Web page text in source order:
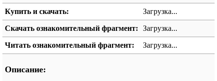
Купить и скачать: Загрузка...
Скачать ознакомительный фрагмент: Загрузка...
Читать ознакомительный фрагмент: Загрузка...
Описание: